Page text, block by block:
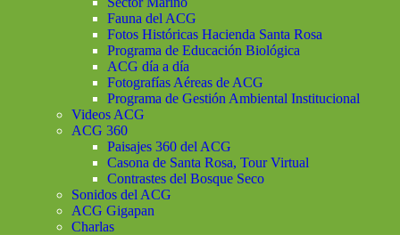
Fauna del ACG
Fotos Históricas Hacienda Santa Rosa
Programa de Educación Biológica
ACG día a día
Fotografías Aéreas de ACG
Programa de Gestión Ambiental Institucional
Videos ACG
ACG 360
Paisajes 360 del ACG
Casona de Santa Rosa, Tour Virtual
Contrastes del Bosque Seco
Sonidos del ACG
ACG Gigapan
Charlas